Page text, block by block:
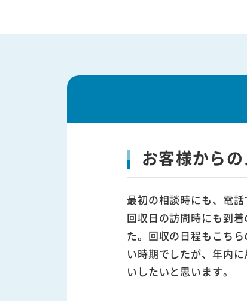
お客様から
最初の相談時にも、電
回収日の訪問時にも到
た。回収の日程もこち
い時期でしたが、年内
いしたいと思います。